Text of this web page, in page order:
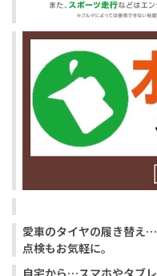
愛車のタイヤの履き替え
点検もお気軽に。